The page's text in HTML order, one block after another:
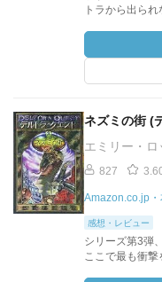
トラから出ら
ネズミの街 (
エミリー・
827
Amazon.co.jp・
感想・レビュー
シリーズ第3弾
ここで最も衝